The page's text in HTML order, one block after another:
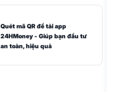
Quét mã QR để tải app
24HMoney - Giúp bạn đầu tư
an toàn, hiệu quả